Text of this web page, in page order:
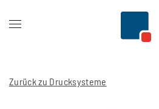
Zurück zu Drucksysteme